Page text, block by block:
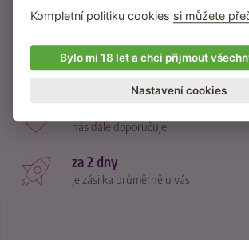
od reálných zákazníků
370 návodů
inspirace na nové praktiky
nás dále doporučuje
za 2 dny
je zásilka průměrně u vás
Kompletní politiku cookies si můžete
Bylo mi 18 let a chci přijmout
Nastavení cookies